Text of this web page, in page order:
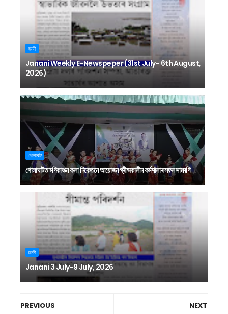
জননী
Janani Weekly E-Newspeper (31st July- 6th August,
2026)
গোলাঘাট
গোলাঘাটত মণিকাঞ্চন কলা নিকেতনে আয়োজন গ্ৰীষ্মকালীন কৰ্মশালাৰ সফল সামৰণি
জননী
Janani 3 July-9 July, 2026
NEXT
PREVIOUS